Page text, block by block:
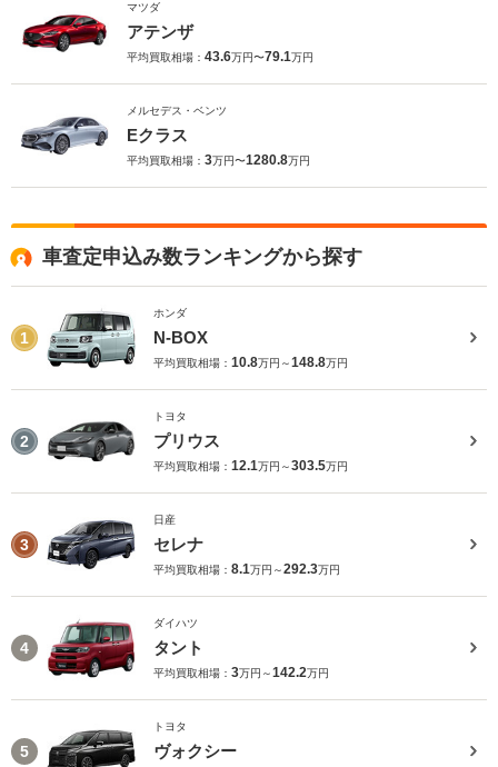
マツダ
アテンザ
平均買取相場： 43.6万円〜79.1万円
メルセデス・ベンツ
Eクラス
平均買取相場： 3万円〜1280.8万円
車査定申込み数ランキングから探す
1
ホンダ
N-BOX
平均買取相場： 10.8万円～148.8万円
2
トヨタ
プリウス
平均買取相場： 12.1万円～303.5万円
3
日産
セレナ
平均買取相場： 8.1万円～292.3万円
4
ダイハツ
タント
平均買取相場： 3万円～142.2万円
5
トヨタ
ヴォクシー